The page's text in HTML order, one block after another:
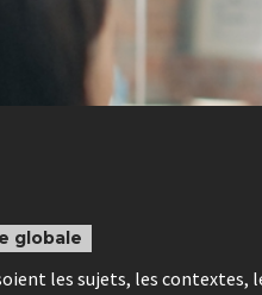
globale
les sujets, les